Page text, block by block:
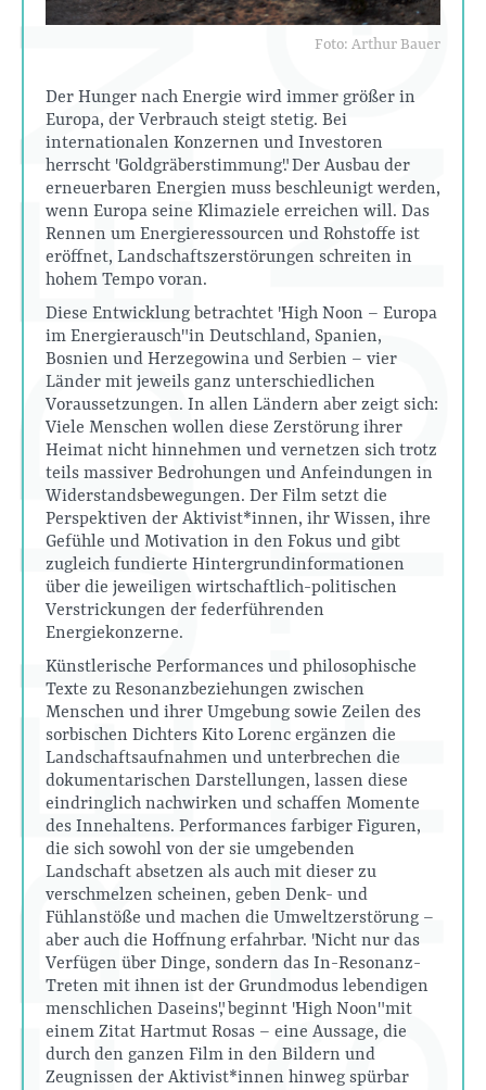
Foto: Arthur Bauer
Der Hunger nach Energie wird immer größer in
Europa, der Verbrauch steigt stetig. Bei
internationalen Konzernen und Investoren
herrscht "Goldgräberstimmung". Der Ausbau der
erneuerbaren Energien muss beschleunigt werden,
wenn Europa seine Klimaziele erreichen will. Das
Rennen um Energieressourcen und Rohstoffe ist
eröffnet, Landschaftszerstörungen schreiten in
hohem Tempo voran.
Diese Entwicklung betrachtet "High Noon – Europa
im Energierausch" in Deutschland, Spanien,
Bosnien und Herzegowina und Serbien – vier
Länder mit jeweils ganz unterschiedlichen
Voraussetzungen. In allen Ländern aber zeigt sich:
Viele Menschen wollen diese Zerstörung ihrer
Heimat nicht hinnehmen und vernetzen sich trotz
teils massiver Bedrohungen und Anfeindungen in
Widerstandsbewegungen. Der Film setzt die
Perspektiven der Aktivist*innen, ihr Wissen, ihre
Gefühle und Motivation in den Fokus und gibt
zugleich fundierte Hintergrundinformationen
über die jeweiligen wirtschaftlich-politischen
Verstrickungen der federführenden
Energiekonzerne.
Künstlerische Performances und philosophische
Texte zu Resonanzbeziehungen zwischen
Menschen und ihrer Umgebung sowie Zeilen des
sorbischen Dichters Kito Lorenc ergänzen die
Landschaftsaufnahmen und unterbrechen die
dokumentarischen Darstellungen, lassen diese
eindringlich nachwirken und schaffen Momente
des Innehaltens. Performances farbiger Figuren,
die sich sowohl von der sie umgebenden
Landschaft absetzen als auch mit dieser zu
verschmelzen scheinen, geben Denk- und
Fühlanstöße und machen die Umweltzerstörung –
aber auch die Hoffnung erfahrbar. "Nicht nur das
Verfügen über Dinge, sondern das In-Resonanz-
Treten mit ihnen ist der Grundmodus lebendigen
menschlichen Daseins", beginnt "High Noon" mit
einem Zitat Hartmut Rosas – eine Aussage, die
durch den ganzen Film in den Bildern und
Zeugnissen der Aktivist*innen hinweg spürbar